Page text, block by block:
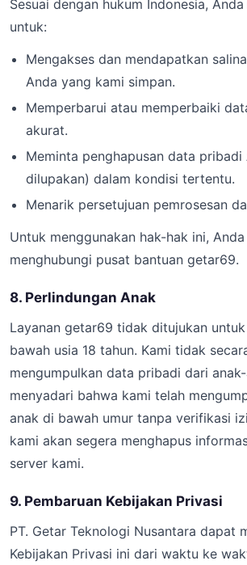
Sesuai dengan hukum Indonesia,
untuk:
Mengakses dan mendapatkan
Anda yang kami simpan.
Memperbarui atau memperbaiki
akurat.
Meminta penghapusan data
dilupakan) dalam kondisi tertentu.
Menarik persetujuan pemrosesan
Untuk menggunakan hak-hak ini,
menghubungi pusat bantuan getar69.
8. Perlindungan Anak
Layanan getar69 tidak ditujukan
bawah usia 18 tahun. Kami tidak
mengumpulkan data pribadi dari
menyadari bahwa kami telah
anak di bawah umur tanpa verifikasi
kami akan segera menghapus
server kami.
9. Pembaruan Kebijakan Privasi
PT. Getar Teknologi Nusantara dapat
Kebijakan Privasi ini dari waktu ke